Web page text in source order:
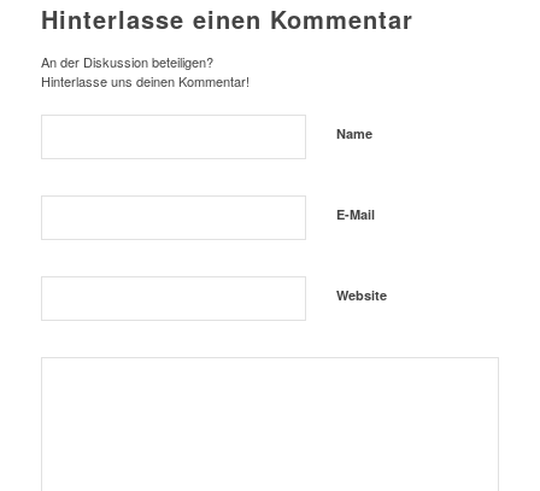
Hinterlasse einen Kommentar
An der Diskussion beteiligen?
Hinterlasse uns deinen Kommentar!
Name
E-Mail
Website